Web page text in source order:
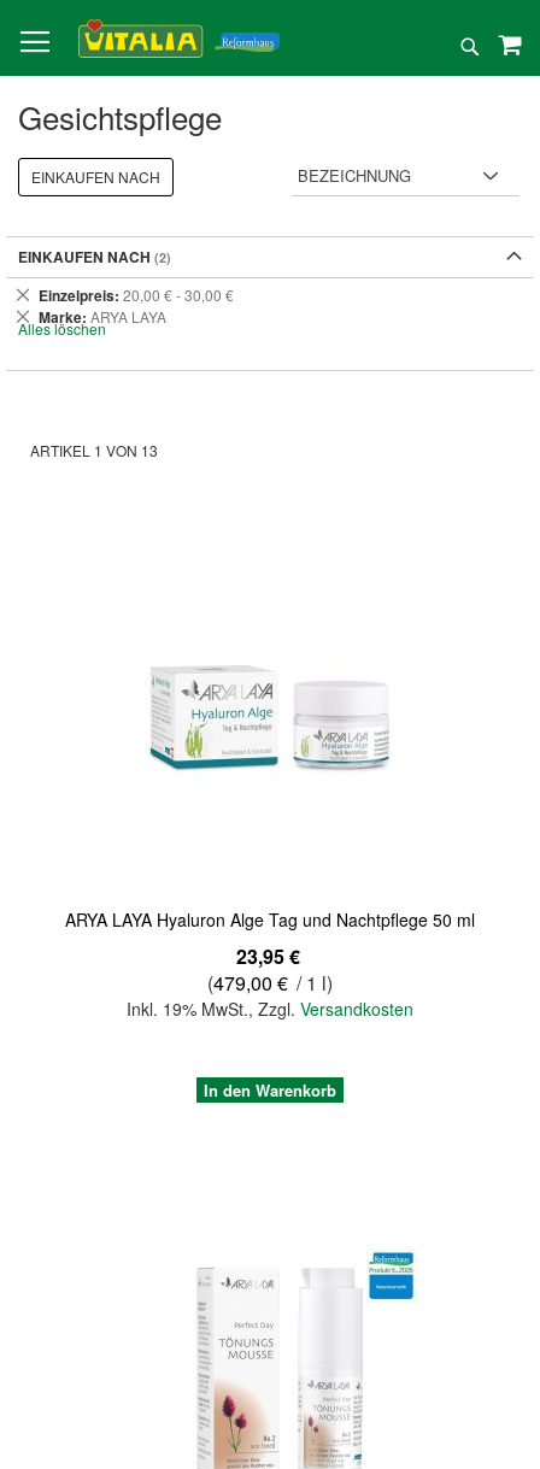
zum
Inhalt
Suche
Gesichtspflege
ARTIKEL 1 VON 13
ARYA LAYA Hyaluron Alge Tag und Nachtpflege 50 ml
23,95 €
(479,00 € / 1 l)
Inkl. 19% MwSt., Zzgl. Versandkosten
In den Warenkorb
EINKAUFEN NACH
EINKAUFEN NACH
Einzelpreis 20,00 € - 30,00 €
Dies
entfernen
Marke ARYA LAYA
Dies
entfernen
Alles löschen